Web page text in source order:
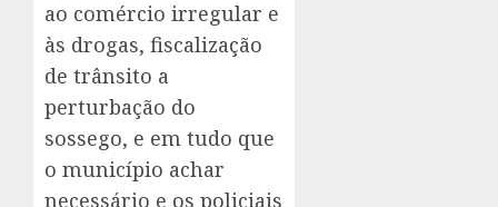
ao comércio irregular e
às drogas, fiscalização
de trânsito a
perturbação do
sossego, e em tudo que
o município achar
necessário e os policiais